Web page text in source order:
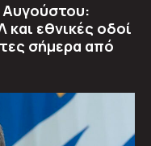
και εθνικές οδοί
σήμερα από